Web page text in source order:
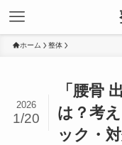
ホーム 整体
「腰骨
は？考
ック・
2026
1/20